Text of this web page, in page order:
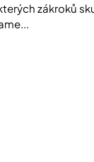
zákroků